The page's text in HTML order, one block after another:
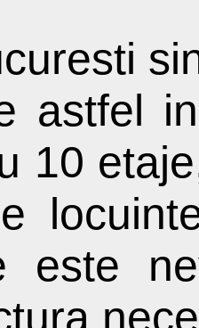
astfel
10
este